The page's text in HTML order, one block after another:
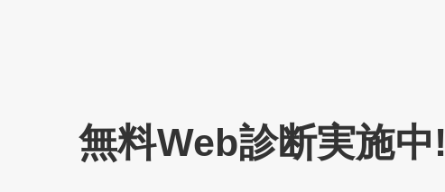
無料Web診断実施中!